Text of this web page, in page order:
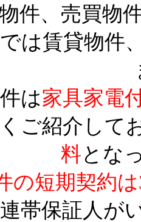
物件、売買物
は賃貸物件
は家具家電
ご紹介して
料とな
の短期契約
帯保証人が